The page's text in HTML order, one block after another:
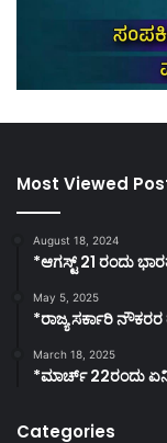
Most Viewed
August 18, 2024
*ಆಗಸ್ಟ್ 21 ರಂದು
May 5, 2025
*ರಾಜ್ಯ ಸರ್ಕಾರಿ ನೌಕರರ
March 18, 2025
*ಮಾರ್ಚ್ 22ರಂದು
Categories